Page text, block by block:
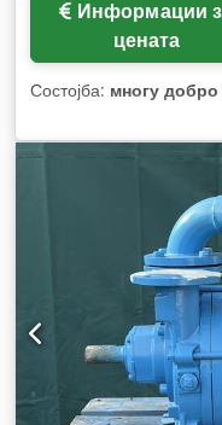
цената
Состојба: многу